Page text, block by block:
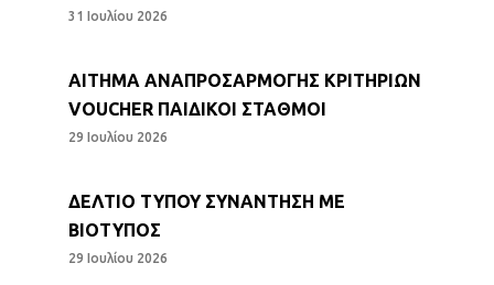
31 Ιουλίου 2026
ΑΙΤΗΜΑ ΑΝΑΠΡΟΣΑΡΜΟΓΗΣ ΚΡΙΤΗΡΙΩΝ
VOUCHER ΠΑΙΔΙΚΟΙ ΣΤΑΘΜΟΙ
29 Ιουλίου 2026
ΔΕΛΤΙΟ ΤΥΠΟΥ ΣΥΝΑΝΤΗΣΗ ΜΕ
ΒΙΟΤΥΠΟΣ
29 Ιουλίου 2026